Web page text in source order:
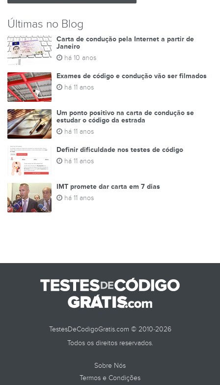
Últimas no Blog
Carta de condução pela Internet a partir de
Janeiro
há 10 anos
Exames de código e condução vão ser filmados
há 11 anos
Um ponto positivo na carta de condução se
estudar o código da estrada
há 11 anos
Definir dificuldade nos testes de código
há 11 anos
IMT promete dar carta em 7 dias
há 11 anos
TestesDeCodigoGratis.com © 2010-2026
Todos os direitos reservados.
Sobre Nós
Termos e Condições